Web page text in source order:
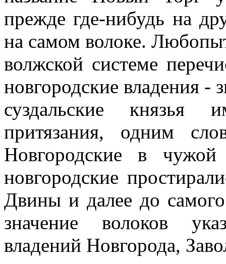
прежде где-нибудь на
на самом волоке.
волжской системе
новгородские владения -
суздальские
притязания, одним
Новгородские в
новгородские
Двины и далее до
значение волоков
владений Новгорода,